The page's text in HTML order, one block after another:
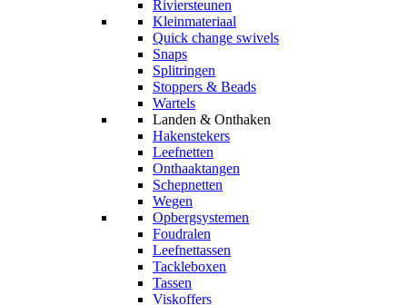
Riviersteunen
Kleinmateriaal
Quick change swivels
Snaps
Splitringen
Stoppers & Beads
Wartels
Landen & Onthaken
Hakenstekers
Leefnetten
Onthaaktangen
Schepnetten
Wegen
Opbergsystemen
Foudralen
Leefnettassen
Tackleboxen
Tassen
Viskoffers